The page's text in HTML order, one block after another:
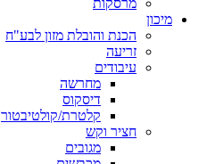
מרסקות
מיכון
הכנת והובלת מזון לבע"ח
זריעה
עיבודים
מחרשה
דיסקוס
קלטרת/קולטיבטור
חציר וקש
מגובים